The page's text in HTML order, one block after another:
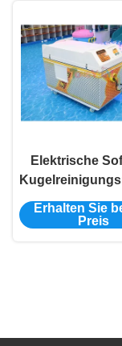
Elektrische
Erhalten Sie
Preis